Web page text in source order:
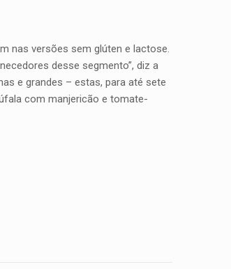
nas versões sem glúten e lactose.
desse segmento”, diz a
e grandes – estas, para até sete
com manjericão e tomate-